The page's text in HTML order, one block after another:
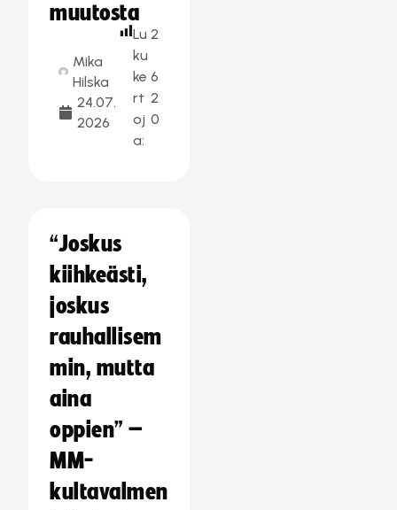
muutosta
Mika
Hilska
24.07.
2026
Lu
ku
ke
rt
oj
a:
2
6
2
0
“Joskus
kiihkeästi,
joskus
rauhallisem
min, mutta
aina
oppien” –
MM-
kultavalmen